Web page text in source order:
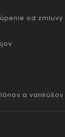
od zmluvy
a vankúšov